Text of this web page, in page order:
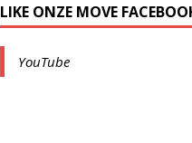
LIKE ONZE MOVE
YouTube